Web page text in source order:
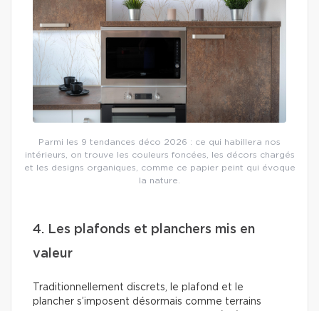
Parmi les 9 tendances déco 2026 : ce qui habillera nos
intérieurs, on trouve les couleurs foncées, les décors chargés
et les designs organiques, comme ce papier peint qui évoque
la nature.
4. Les plafonds et planchers mis en
valeur
Traditionnellement discrets, le plafond et le
plancher s’imposent désormais comme terrains